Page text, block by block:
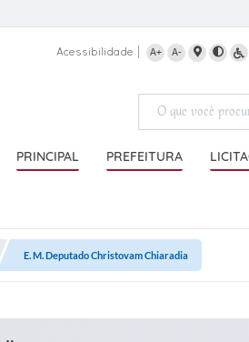
Acessibilidade A+ A-
PRINCIPAL PREFEITURA
E. M. Deputado Christovam Chiaradia